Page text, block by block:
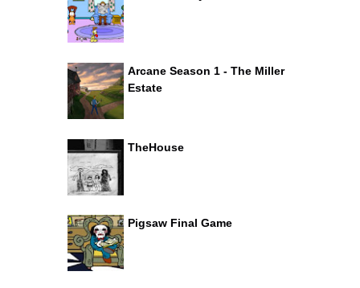
Arcane Season 1 - The Miller
Estate
TheHouse
Pigsaw Final Game